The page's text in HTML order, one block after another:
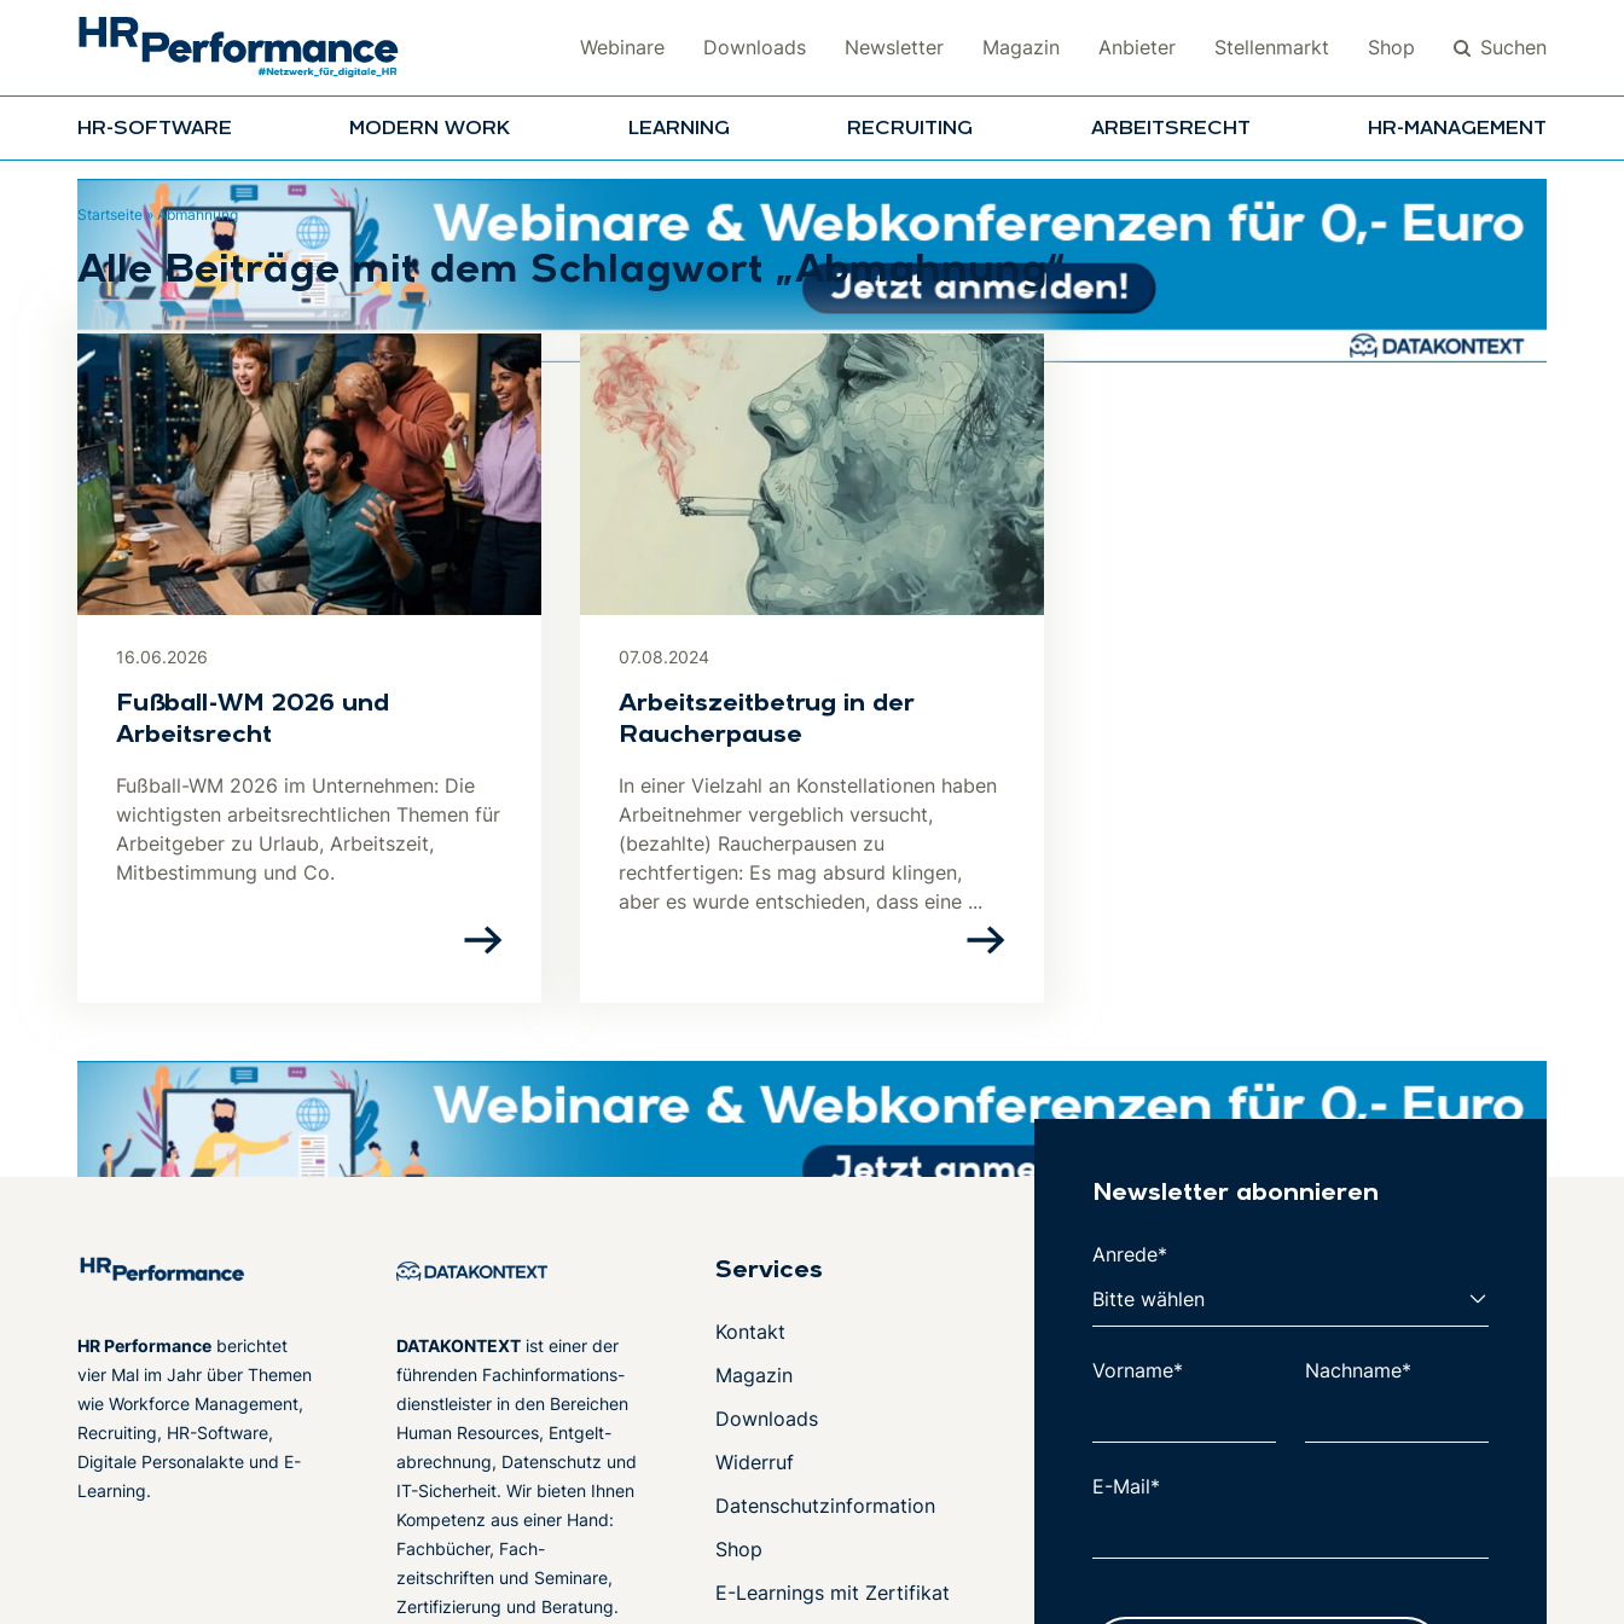
Webinare Downloads Newsletter Magazin Anbieter Stellenmarkt Shop Suchen
HR-SOFTWARE MODERN WORK LEARNING RECRUITING ARBEITSRECHT HR-MANAGEMENT
Suchen
Startseite»Abmahnung
Alle Beiträge mit dem Schlagwort „Abmahnung“
16.06.2026
Fußball-WM 2026 und
Arbeitsrecht
Fußball-WM 2026 im Unternehmen: Die
wichtigsten arbeitsrechtlichen Themen für
Arbeitgeber zu Urlaub, Arbeitszeit,
Mitbestimmung und Co.
07.08.2024
Arbeitszeitbetrug in der
Raucherpause
In einer Vielzahl an Konstellationen haben
Arbeitnehmer vergeblich versucht,
(bezahlte) Raucherpausen zu
rechtfertigen: Es mag absurd klingen,
aber es wurde entschieden, dass eine ...
HR Performance berichtet
vier Mal im Jahr über Themen
wie Workforce Management,
Recruiting, HR-Software,
Digitale Personalakte und E-
Learning.
DATAKONTEXT ist einer der
führenden Fachinformations-
dienstleister in den Bereichen
Human Resources, Entgelt-
abrechnung, Datenschutz und
IT-Sicherheit. Wir bieten Ihnen
Kompetenz aus einer Hand:
Fachbücher, Fach-
zeitschriften und Seminare,
Zertifizierung und Beratung.
Services
Kontakt
Magazin
Downloads
Widerruf
Datenschutzinformation
Shop
E-Learnings mit Zertifikat
Newsletter abonnieren
Anrede*
Vorname* Nachname*
E-Mail*